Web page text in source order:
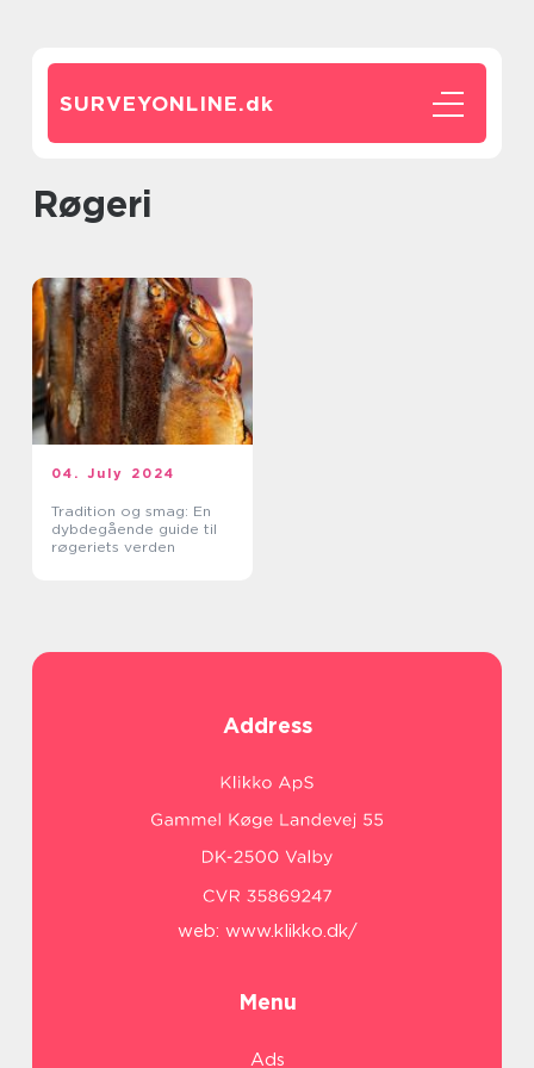
SURVEYONLINE.dk
røgeri
04. July 2024
Tradition og smag: En
dybdegående guide til
røgeriets verden
Address
web: www.klikko.dk/
Menu
Ads